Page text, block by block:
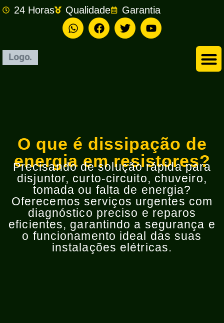
24 Horas Qualidade Garantia
O que é dissipação de
energia em resistores?
Precisando de solução rápida para
disjuntor, curto-circuito, chuveiro,
tomada ou falta de energia?
Oferecemos serviços urgentes com
diagnóstico preciso e reparos
eficientes, garantindo a segurança e
o funcionamento ideal das suas
instalações elétricas.